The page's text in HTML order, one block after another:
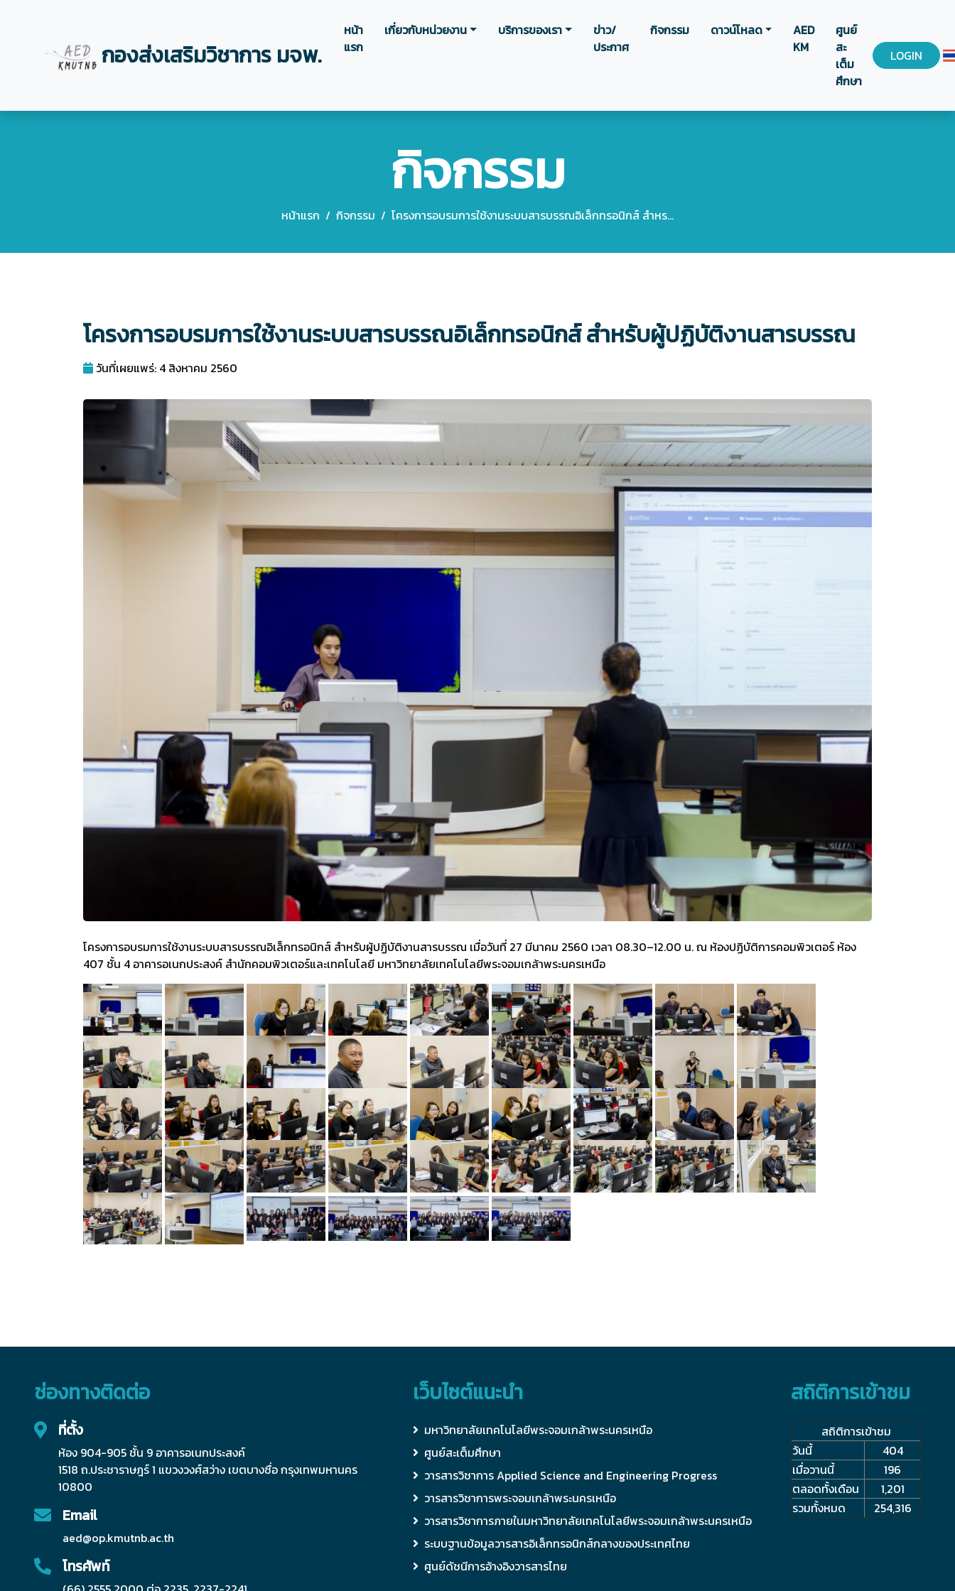
กองส่งเสริมวิชาการ มจพ.
หน้า
แรก
เกี่ยวกับหน่วยงาน บริการของเรา
ข่าว/
ประกาศ
กิจกรรม ดาวน์โหลด
AED
KM
ศูนย์
สะ
เต็ม
ศึกษา
LOGIN
กิจกรรม
หน้าแรก / กิจกรรม / โครงการอบรมการใช้งานระบบสารบรรณอิเล็กทรอนิกส์ สำหร...
โครงการอบรมการใช้งานระบบสารบรรณอิเล็กทรอนิกส์ สำหรับผู้ปฏิบัติงานสารบรรณ
วันที่เผยแพร่: 4 สิงหาคม 2560
โครงการอบรมการใช้งานระบบสารบรรณอิเล็กทรอนิกส์ สำหรับผู้ปฏิบัติงานสารบรรณ เมื่อวันที่ 27 มีนาคม 2560 เวลา 08.30–12.00 น. ณ ห้องปฏิบัติการคอมพิวเตอร์ ห้อง
407 ชั้น 4 อาคารอเนกประสงค์ สำนักคอมพิวเตอร์และเทคโนโลยี มหาวิทยาลัยเทคโนโลยีพระจอมเกล้าพระนครเหนือ
ช่องทางติดต่อ
ที่ตั้ง
ห้อง 904-905 ชั้น 9 อาคารอเนกประสงค์
1518 ถ.ประชาราษฎร์ 1 แขวงวงศ์สว่าง เขตบางซื่อ กรุงเทพมหานคร
10800
Email
aed@op.kmutnb.ac.th
โทรศัพท์
เว็บไซต์แนะนำ
มหาวิทยาลัยเทคโนโลยีพระจอมเกล้าพระนครเหนือ
ศูนย์สะเต็มศึกษา
วารสารวิชาการ Applied Science and Engineering Progress
วารสารวิชาการพระจอมเกล้าพระนครเหนือ
วารสารวิชาการภายในมหาวิทยาลัยเทคโนโลยีพระจอมเกล้าพระนครเหนือ
ระบบฐานข้อมูลวารสารอิเล็กทรอนิกส์กลางของประเทศไทย
ศูนย์ดัชนีการอ้างอิงวารสารไทย
สถิติการเข้าชม
สถิติการเข้าชม
วันนี้
404
เมื่อวานนี้
196
ตลอดทั้งเดือน
1,201
รวมทั้งหมด
254,316